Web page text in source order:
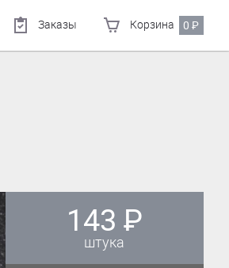
Заказы Корзина 0₽
143 ₽
штука